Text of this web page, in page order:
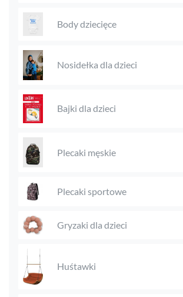
Body dziecięce
Nosidełka dla dzieci
Bajki dla dzieci
Plecaki męskie
Plecaki sportowe
Gryzaki dla dzieci
Huśtawki